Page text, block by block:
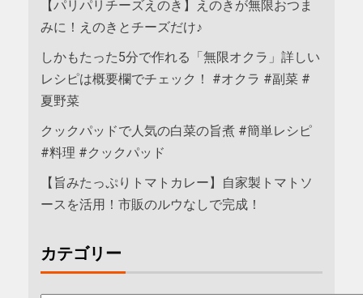
【パリパリチーズえのき】えのきが無限おつま
みに！えのきとチーズだけ♪
しかもたった5分で作れる「無限オクラ」詳しい
レシピは概要欄でチェック！ #オクラ #副菜 #
夏野菜
クックパッドで人気の白菜の旨煮 #簡単レシピ
#料理 #クックパッド
【旨みたっぷりトマトカレー】自家製トマトソ
ースを活用！市販のルウなしで完成！
カテゴリー